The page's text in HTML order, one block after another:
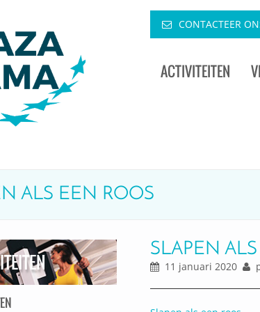
CONTACTEER
ACTIVITEITEN
ALS EEN ROOS
SLAPEN
11 januari 2020